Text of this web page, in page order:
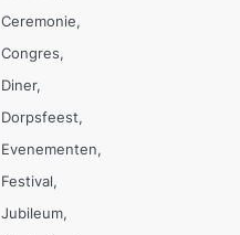
Ceremonie
Congres
Diner
Dorpsfeest
Evenementen
Festival
Jubileum